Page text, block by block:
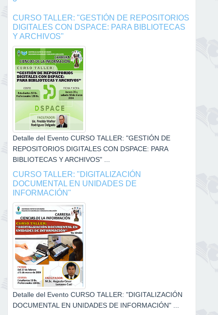
CURSO TALLER: "GESTIÓN DE REPOSITORIOS
DIGITALES CON DSPACE: PARA BIBLIOTECAS
Y ARCHIVOS"
Detalle del Evento CURSO TALLER: "GESTIÓN DE
REPOSITORIOS DIGITALES CON DSPACE: PARA
BIBLIOTECAS Y ARCHIVOS" ...
CURSO TALLER: "DIGITALIZACIÓN
DOCUMENTAL EN UNIDADES DE
INFORMACIÓN"
Detalle del Evento CURSO TALLER: "DIGITALIZACIÓN
DOCUMENTAL EN UNIDADES DE INFORMACIÓN" ...